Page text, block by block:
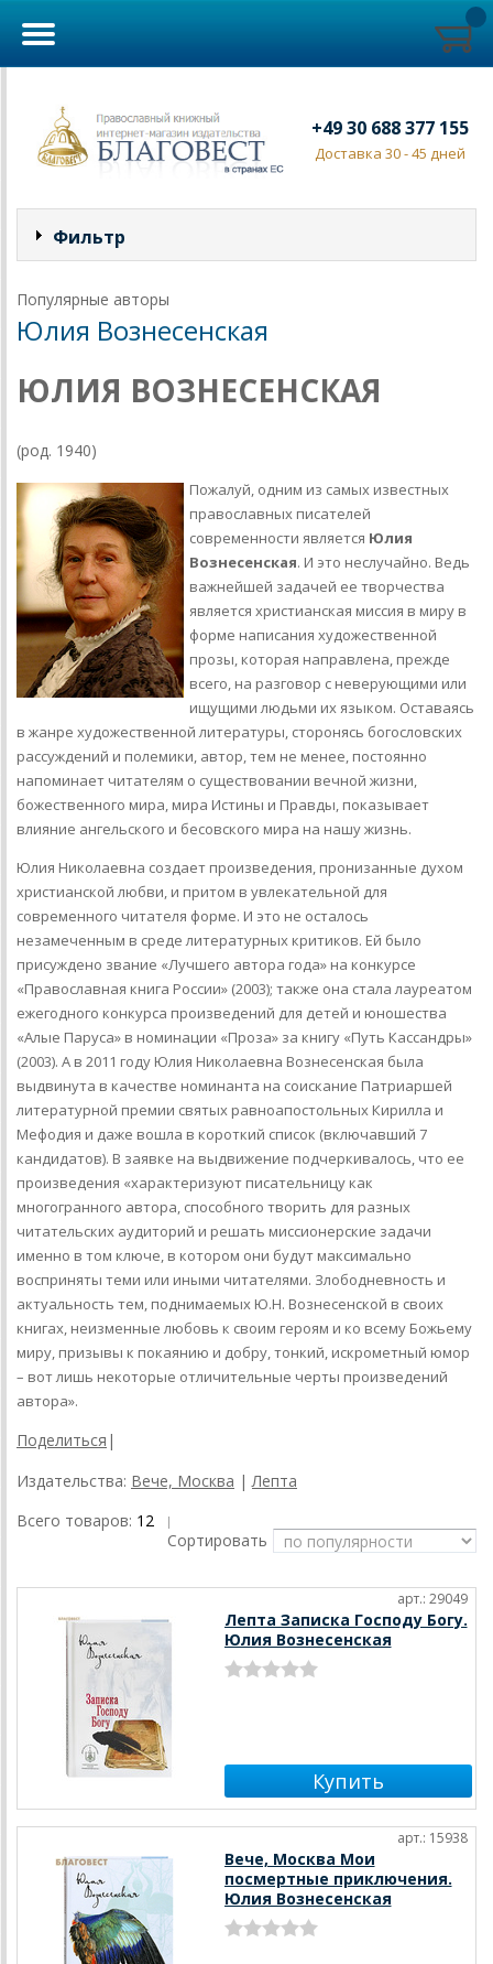
+49 30 688 377 155
Доставка 30 - 45 дней
Фильтр
Популярные авторы
Юлия Вознесенская
ЮЛИЯ ВОЗНЕСЕНСКАЯ
(род. 1940)
Пожалуй, одним из самых известных
православных писателей
современности является Юлия
Вознесенская. И это неслучайно. Ведь
важнейшей задачей ее творчества
является христианская миссия в миру в
форме написания художественной
прозы, которая направлена, прежде
всего, на разговор с неверующими или
ищущими людьми их языком. Оставаясь
в жанре художественной литературы, сторонясь богословских
рассуждений и полемики, автор, тем не менее, постоянно
напоминает читателям о существовании вечной жизни,
божественного мира, мира Истины и Правды, показывает
влияние ангельского и бесовского мира на нашу жизнь.
Юлия Николаевна создает произведения, пронизанные духом
христианской любви, и притом в увлекательной для
современного читателя форме. И это не осталось
незамеченным в среде литературных критиков. Ей было
присуждено звание «Лучшего автора года» на конкурсе
«Православная книга России» (2003); также она стала лауреатом
ежегодного конкурса произведений для детей и юношества
«Алые Паруса» в номинации «Проза» за книгу «Путь Кассандры»
(2003). А в 2011 году Юлия Николаевна Вознесенская была
выдвинута в качестве номинанта на соискание Патриаршей
литературной премии святых равноапостольных Кирилла и
Мефодия и даже вошла в короткий список (включавший 7
кандидатов). В заявке на выдвижение подчеркивалось, что ее
произведения «характеризуют писательницу как
многогранного автора, способного творить для разных
читательских аудиторий и решать миссионерские задачи
именно в том ключе, в котором они будут максимально
восприняты теми или иными читателями. Злободневность и
актуальность тем, поднимаемых Ю.Н. Вознесенской в своих
книгах, неизменные любовь к своим героям и ко всему Божьему
миру, призывы к покаянию и добру, тонкий, искрометный юмор
– вот лишь некоторые отличительные черты произведений
автора».
Поделиться |
Издательства: Вече, Москва |Лепта
Всего товаров: 12 |
Сортировать
арт.: 29049
Лепта Записка Господу Богу.
Юлия Вознесенская
арт.: 15938
Вече, Москва Мои
посмертные приключения.
Юлия Вознесенская